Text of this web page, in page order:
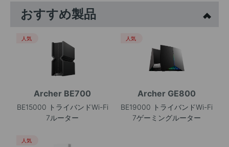
おすすめ製品
Archer BE700
BE15000 トライバンドWi-Fi
7ルーター
人気
Archer GE800
BE19000 トライバンドWi-Fi
7ゲーミングルーター
人気
人気